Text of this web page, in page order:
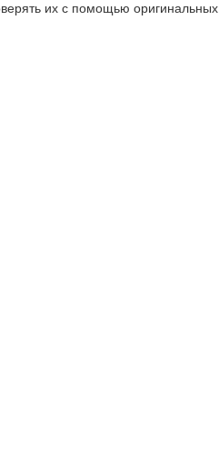
их с помощью оригинальных